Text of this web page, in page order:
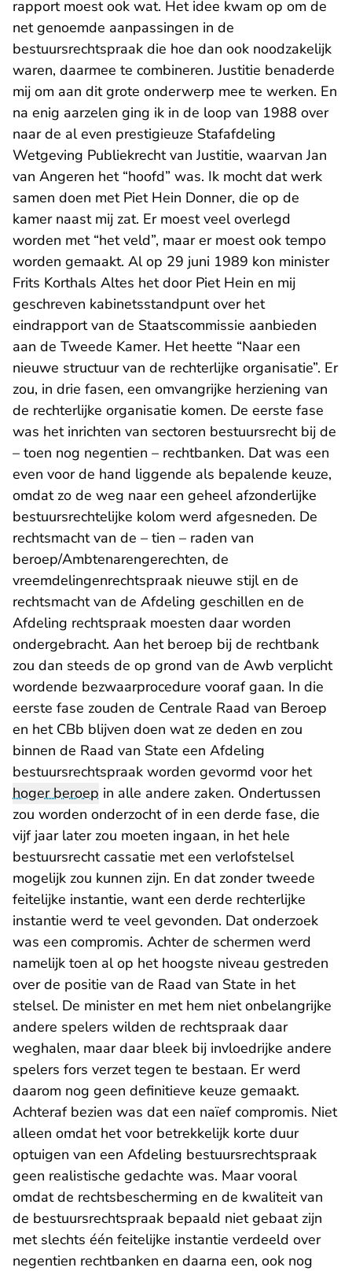
rapport moest ook wat. Het idee kwam op om de
net genoemde aanpassingen in de
bestuursrechtspraak die hoe dan ook noodzakelijk
waren, daarmee te combineren. Justitie benaderde
mij om aan dit grote onderwerp mee te werken. En
na enig aarzelen ging ik in de loop van 1988 over
naar de al even prestigieuze Stafafdeling
Wetgeving Publiekrecht van Justitie, waarvan Jan
van Angeren het “hoofd” was. Ik mocht dat werk
samen doen met Piet Hein Donner, die op de
kamer naast mij zat. Er moest veel overlegd
worden met “het veld”, maar er moest ook tempo
worden gemaakt. Al op 29 juni 1989 kon minister
Frits Korthals Altes het door Piet Hein en mij
geschreven kabinetsstandpunt over het
eindrapport van de Staatscommissie aanbieden
aan de Tweede Kamer. Het heette “Naar een
nieuwe structuur van de rechterlijke organisatie”. Er
zou, in drie fasen, een omvangrijke herziening van
de rechterlijke organisatie komen. De eerste fase
was het inrichten van sectoren bestuursrecht bij de
– toen nog negentien – rechtbanken. Dat was een
even voor de hand liggende als bepalende keuze,
omdat zo de weg naar een geheel afzonderlijke
bestuursrechtelijke kolom werd afgesneden. De
rechtsmacht van de – tien – raden van
beroep/Ambtenarengerechten, de
vreemdelingenrechtspraak nieuwe stijl en de
rechtsmacht van de Afdeling geschillen en de
Afdeling rechtspraak moesten daar worden
ondergebracht. Aan het beroep bij de rechtbank
zou dan steeds de op grond van de Awb verplicht
wordende bezwaarprocedure vooraf gaan. In die
eerste fase zouden de Centrale Raad van Beroep
en het CBb blijven doen wat ze deden en zou
binnen de Raad van State een Afdeling
bestuursrechtspraak worden gevormd voor het
hoger beroep in alle andere zaken. Ondertussen
zou worden onderzocht of in een derde fase, die
vijf jaar later zou moeten ingaan, in het hele
bestuursrecht cassatie met een verlofstelsel
mogelijk zou kunnen zijn. En dat zonder tweede
feitelijke instantie, want een derde rechterlijke
instantie werd te veel gevonden. Dat onderzoek
was een compromis. Achter de schermen werd
namelijk toen al op het hoogste niveau gestreden
over de positie van de Raad van State in het
stelsel. De minister en met hem niet onbelangrijke
andere spelers wilden de rechtspraak daar
weghalen, maar daar bleek bij invloedrijke andere
spelers fors verzet tegen te bestaan. Er werd
daarom nog geen definitieve keuze gemaakt.
Achteraf bezien was dat een naïef compromis. Niet
alleen omdat het voor betrekkelijk korte duur
optuigen van een Afdeling bestuursrechtspraak
geen realistische gedachte was. Maar vooral
omdat de rechtsbescherming en de kwaliteit van
de bestuursrechtspraak bepaald niet gebaat zijn
met slechts één feitelijke instantie verdeeld over
negentien rechtbanken en daarna een, ook nog